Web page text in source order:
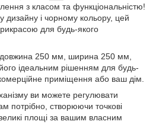
з класом та функціональністю!
дизайну і чорному кольору, цей
для будь-якого
довжина 250 мм, ширина 250 мм,
ідеальним рішенням для будь-
приміщення або ваш дім.
ви можете регулювати
потрібно, створюючи точкові
площі за вашим власним